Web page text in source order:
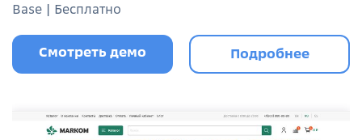
Base | Бесплатно
Смотреть демо Подробнее